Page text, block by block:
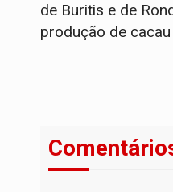
de Buritis e de
produção de